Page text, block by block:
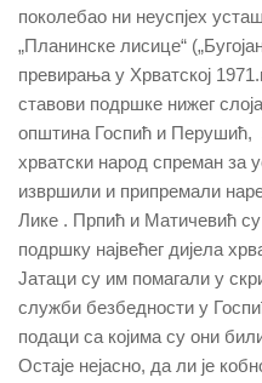
поколебао ни неуспјех
„Планинске лисице“
превирања у Хрватској
ставови подршке нижег
општина Госпић и Перушић,
хрватски народ спреман за
извршили и припремали
Лике . Прпић и Матичевић
подршку највећег дијела
Јатаци су им помагали у
служби безбедности у
подаци са којима су они
Остаје нејасно, да ли је